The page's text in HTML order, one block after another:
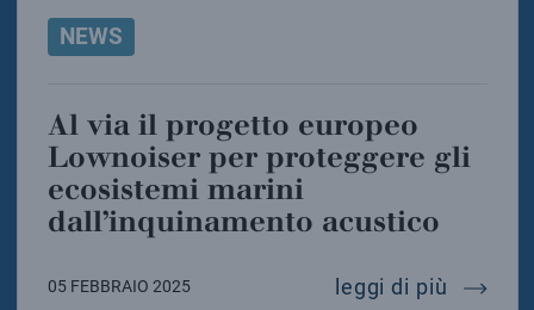
NEWS
Al via il progetto europeo
Lownoiser per proteggere gli
ecosistemi marini
dall’inquinamento acustico
05 FEBBRAIO 2025 leggi di più al via